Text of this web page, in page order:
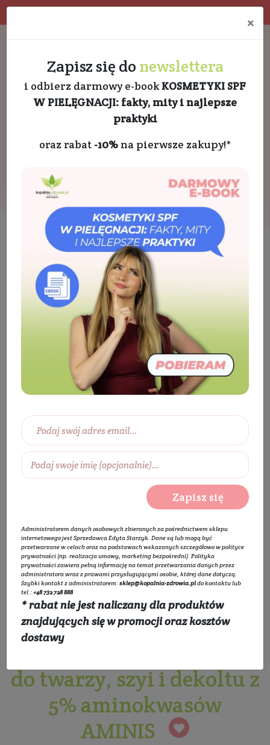
Kosmetyki Twarz
Krem do twarzy
Krem do twarzy na dzień
Krem aktywnie rewitalizujący na dzień do twarzy,
szyi i dekoltu z 5% aminokwasów AMINIS
PROMOCJA
Krem aktywnie
rewitalizujący na dzień
do twarzy, szyi i dekoltu z
5% aminokwasów
AMINIS
×
Zapisz się do newslettera
i odbierz darmowy e-book KOSMETYKI SPF
W PIELĘGNACJI: fakty, mity i najlepsze
praktyki
oraz rabat -10%na pierwsze zakupy!*
Zapisz się
Administratorem danych osobowych zbieranych za pośrednictwem sklepu
internetowego jest Sprzedawca Edyta Starzyk. Dane są lub mogą być
przetwarzane w celach oraz na podstawach wskazanych szczegółowo wpolityce
prywatności (np. realizacja umowy, marketing bezpośredni). Polityka
prywatnościzawiera pełną informację na temat przetwarzania danych przez
administratora wraz z prawami przysługującymi osobie, której dane dotyczą.
Szybki kontakt z administratorem:sklep@kopalnia-zdrowia.pldo kontaktu lub
tel.:+48 732 728 888
* rabat nie jest naliczany dla produktów
znajdujących się w promocji oraz kosztów
dostawy